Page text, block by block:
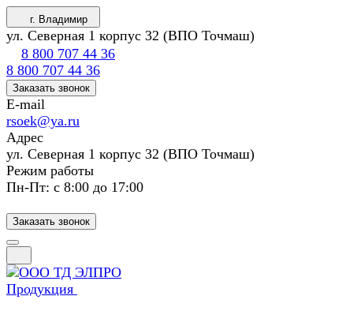
г. Владимир
ул. Северная 1 корпус 32 (ВПО Точмаш)
8 800 707 44 36
8 800 707 44 36
Заказать звонок
E-mail
rsoek@ya.ru
Адрес
ул. Северная 1 корпус 32 (ВПО Точмаш)
Режим работы
Пн-Пт: с 8:00 до 17:00
Заказать звонок
Продукция